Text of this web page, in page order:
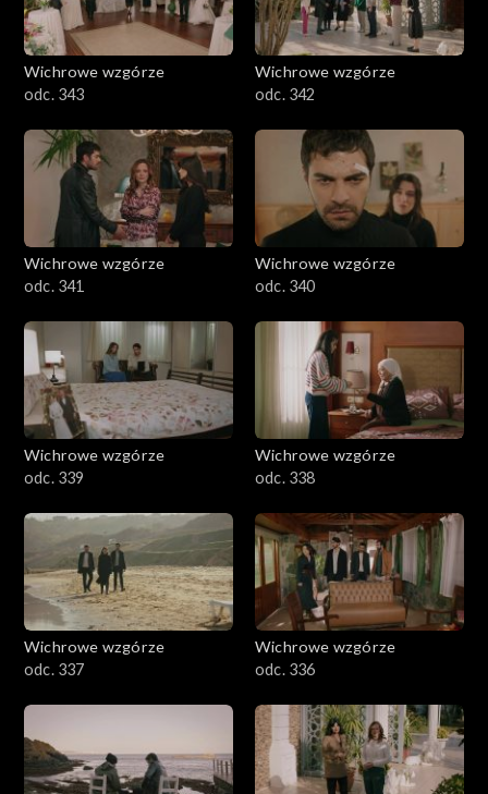
Wichrowe wzgórze
odc. 343
Wichrowe wzgórze
odc. 342
Wichrowe wzgórze
odc. 341
Wichrowe wzgórze
odc. 340
Wichrowe wzgórze
odc. 339
Wichrowe wzgórze
odc. 338
Wichrowe wzgórze
odc. 337
Wichrowe wzgórze
odc. 336